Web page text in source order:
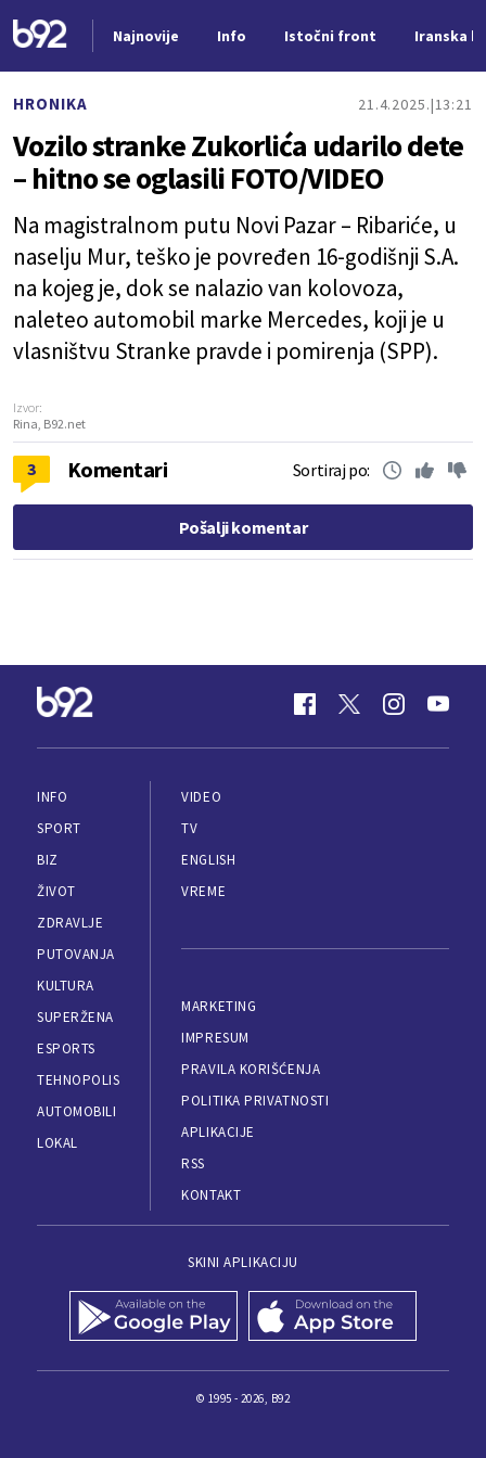
Najnovije Info Istočni front Iranska
HRONIKA 21.4.2025. 13:21
Vozilo stranke Zukorlića udarilo dete
– hitno se oglasili FOTO/VIDEO
Na magistralnom putu Novi Pazar – Ribariće, u
naselju Mur, teško je povređen 16-godišnji S.A.
na kojeg je, dok se nalazio van kolovoza,
naleteo automobil marke Mercedes, koji je u
vlasništvu Stranke pravde i pomirenja (SPP).
Izvor:
Rina, B92.net
3 Komentari Sortiraj po:
Pošalji komentar
INFO
SPORT
BIZ
ŽIVOT
ZDRAVLJE
PUTOVANJA
KULTURA
SUPERŽENA
ESPORTS
TEHNOPOLIS
AUTOMOBILI
LOKAL
VIDEO
TV
ENGLISH
VREME
MARKETING
IMPRESUM
PRAVILA KORIŠĆENJA
POLITIKA PRIVATNOSTI
APLIKACIJE
RSS
KONTAKT
SKINI APLIKACIJU
© 1995 - 2026, B92